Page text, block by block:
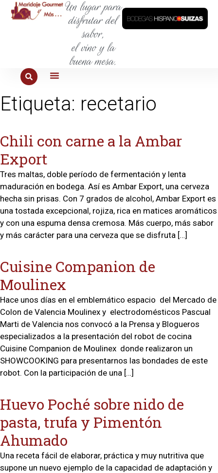
Un lugar para
disfrutar del
sabor,
el vino y la
buena mesa.
Etiqueta: recetario
Chili con carne a la Ambar
Export
Tres maltas, doble período de fermentación y lenta
maduración en bodega. Así es Ambar Export, una cerveza
hecha sin prisas. Con 7 grados de alcohol, Ambar Export es
una tostada excepcional, rojiza, rica en matices aromáticos
y con una espuma densa cremosa. Más cuerpo, más sabor
y más carácter para una cerveza que se disfruta […]
Cuisine Companion de
Moulinex
Hace unos días en el emblemático espacio del Mercado de
Colon de Valencia Moulinex y electrodomésticos Pascual
Marti de Valencia nos convocó a la Prensa y Blogueros
especializados a la presentación del robot de cocina
Cuisine Companion de Moulinex donde realizaron un
SHOWCOOKING para presentarnos las bondades de este
robot. Con la participación de una […]
Huevo Poché sobre nido de
pasta, trufa y Pimentón
Ahumado
Una receta fácil de elaborar, práctica y muy nutritiva que
supone un nuevo ejemplo de la capacidad de adaptación y